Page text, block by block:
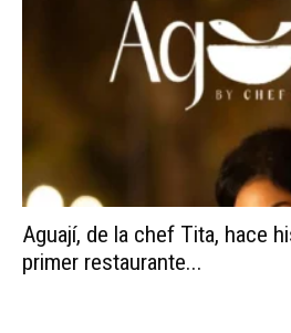
Aguají, de la chef Tita, hace
primer restaurante...